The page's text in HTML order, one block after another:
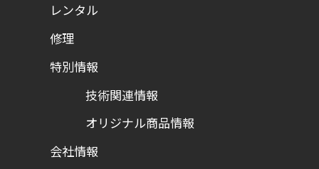
レンタル
修理
特別情報
技術関連情報
オリジナル商品情報
会社情報